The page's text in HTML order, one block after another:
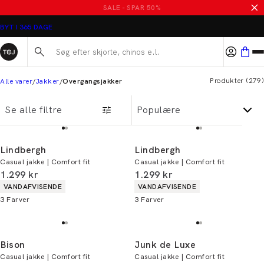
Overgangsjakker til mændSALE - SPAR 50%
BYT I 365 DAGE
Søg her...
Alle varer Jakker Overgangsjakker Produkter (279)
Se alle filtre
Lindbergh
Casual jakke | Comfort fit
I alt (inkl. rabat)
1.299 kr
Produkt egenskaber
VANDAFVISENDE
3 Farver
Lindbergh
Casual jakke | Comfort fit
I alt (inkl. rabat)
1.299 kr
Produkt egenskaber
VANDAFVISENDE
3 Farver
Bison
Casual jakke | Comfort fit
Junk de Luxe
Casual jakke | Comfort fit